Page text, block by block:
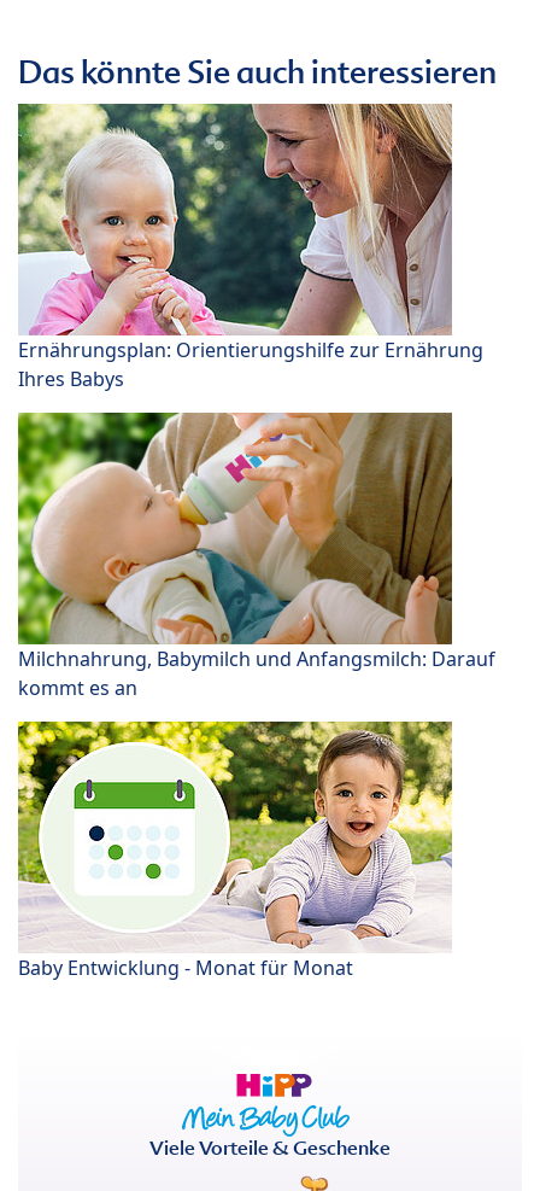
Das könnte Sie auch interessieren
Ernährungsplan: Orientierungshilfe zur Ernährung
Ihres Babys
Milchnahrung, Babymilch und Anfangsmilch: Darauf
kommt es an
Baby Entwicklung - Monat für Monat
Viele Vorteile & Geschenke